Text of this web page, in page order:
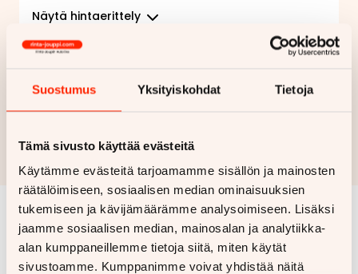
Suostumus Yksityiskohdat Tietoja
Tämä sivusto käyttää evästeitä
Käytämme evästeitä tarjoamamme sisällön ja mainosten
räätälöimiseen, sosiaalisen median ominaisuuksien
tukemiseen ja kävijämäärämme analysoimiseen. Lisäksi
jaamme sosiaalisen median, mainosalan ja analytiikka-
alan kumppaneillemme tietoja siitä, miten käytät
sivustoamme. Kumppanimme voivat yhdistää näitä
Näytä hintaerittely
Hae rahoitustarjous
Rahoituslaskelma on suuntaa antava ja edellyttää hyväksytyn
Samankaltaisia ajoneuvoja
Katso kaikki